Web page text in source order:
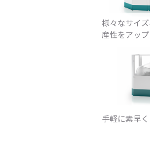
様々なサイ
産性をアッ
手軽に素早